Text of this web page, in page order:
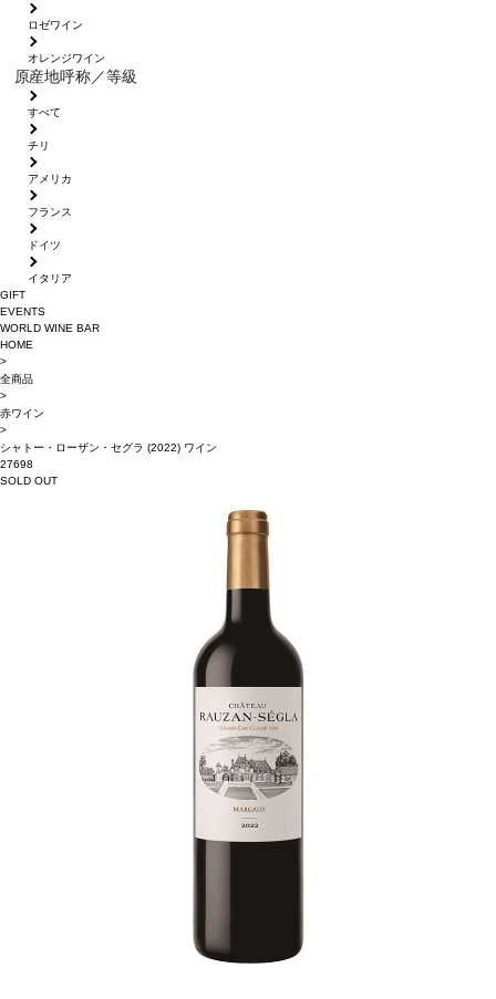
ロゼワイン
オレンジワイン
原産地呼称／等級
すべて
チリ
アメリカ
フランス
ドイツ
イタリア
GIFT
EVENTS
WORLD WINE BAR
HOME
>
全商品
>
赤ワイン
>
シャトー・ローザン・セグラ (2022) ワイン
27698
SOLD OUT